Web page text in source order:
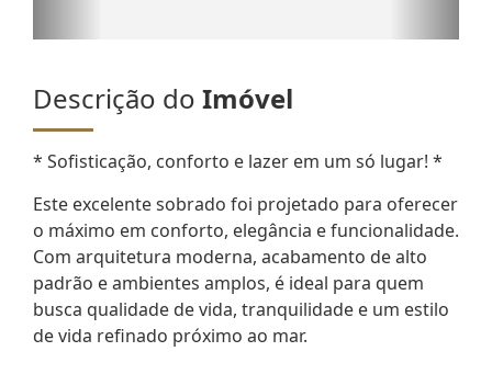
Descrição do Imóvel
* Sofisticação, conforto e lazer em um só lugar! *
Este excelente sobrado foi projetado para oferecer
o máximo em conforto, elegância e funcionalidade.
Com arquitetura moderna, acabamento de alto
padrão e ambientes amplos, é ideal para quem
busca qualidade de vida, tranquilidade e um estilo
de vida refinado próximo ao mar.